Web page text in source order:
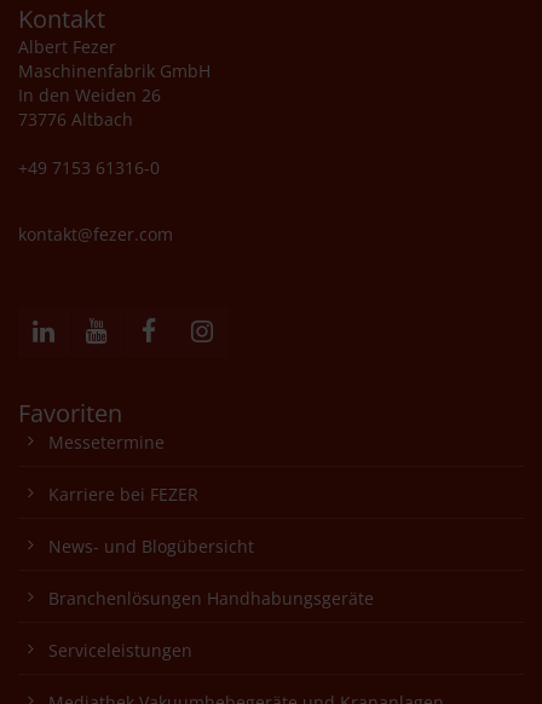
Kontakt
Albert Fezer
Maschinenfabrik GmbH
In den Weiden 26
73776 Altbach
+49 7153 61316-0
kontakt@fezer.com
Favoriten
Messetermine
Karriere bei FEZER
News- und Blogübersicht
Branchenlösungen Handhabungsgeräte
Serviceleistungen